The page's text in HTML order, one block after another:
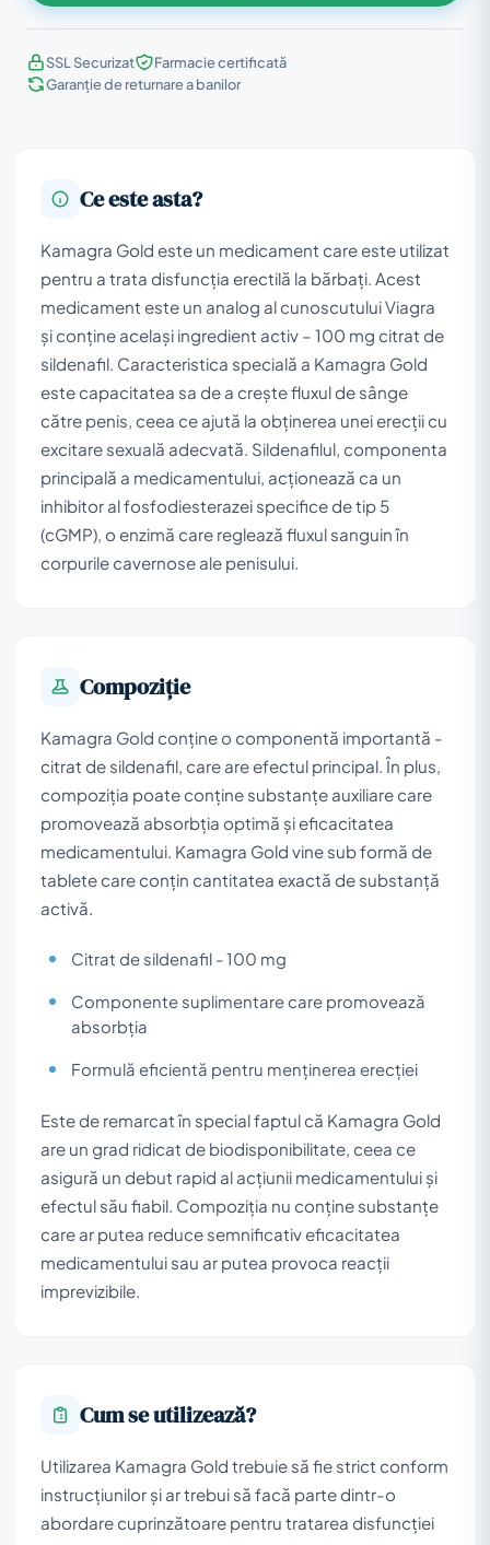
SSL Securizat
Farmacie certificată
Garanție de returnare a banilor
Ce este asta?
Kamagra Gold este un medicament care este utilizat
pentru a trata disfuncția erectilă la bărbați. Acest
medicament este un analog al cunoscutului Viagra
și conține același ingredient activ – 100 mg citrat de
sildenafil. Caracteristica specială a Kamagra Gold
este capacitatea sa de a crește fluxul de sânge
către penis, ceea ce ajută la obținerea unei erecții cu
excitare sexuală adecvată. Sildenafilul, componenta
principală a medicamentului, acționează ca un
inhibitor al fosfodiesterazei specifice de tip 5
(cGMP), o enzimă care reglează fluxul sanguin în
corpurile cavernose ale penisului.
Compoziţie
Kamagra Gold conține o componentă importantă -
citrat de sildenafil, care are efectul principal. În plus,
compoziția poate conține substanțe auxiliare care
promovează absorbția optimă și eficacitatea
medicamentului. Kamagra Gold vine sub formă de
tablete care conțin cantitatea exactă de substanță
activă.
Citrat de sildenafil - 100 mg
Componente suplimentare care promovează
absorbția
Formulă eficientă pentru menținerea erecției
Este de remarcat în special faptul că Kamagra Gold
are un grad ridicat de biodisponibilitate, ceea ce
asigură un debut rapid al acțiunii medicamentului și
efectul său fiabil. Compoziția nu conține substanțe
care ar putea reduce semnificativ eficacitatea
medicamentului sau ar putea provoca reacții
imprevizibile.
Cum se utilizează?
Utilizarea Kamagra Gold trebuie să fie strict conform
instrucțiunilor și ar trebui să facă parte dintr-o
abordare cuprinzătoare pentru tratarea disfuncției